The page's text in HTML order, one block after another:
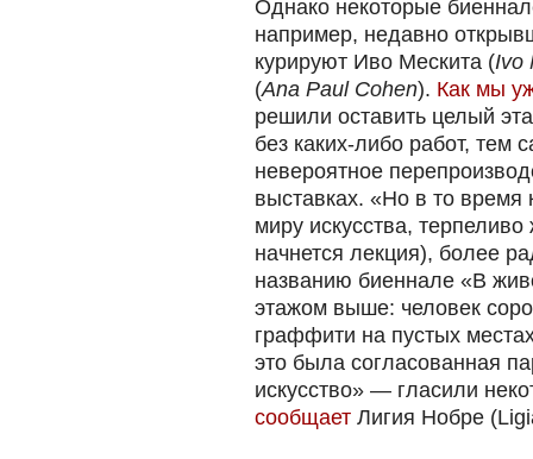
Однако некоторые
например, недавно
курируют Иво Мескита (Ivo
(Ana Paul Cohen). Как мы
решили оставить целый
без каких-либо работ, тем
невероятное
выставках. «Но в то время
миру искусства,
начнется лекция), более
названию биеннале «В
этажом выше: человек
граффити на пустых
это была согласованная
искусство» — гласили
сообщает Лигия Нобре